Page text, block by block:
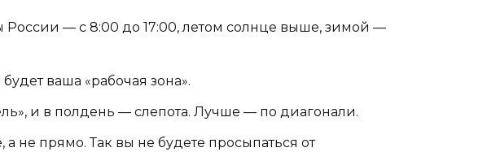
России — с 8:00 до 17:00, летом солнце выше, зимой —
ваша «рабочая зона».
и в полдень — слепота. Лучше — по диагонали.
а не прямо. Так вы не будете просыпаться от